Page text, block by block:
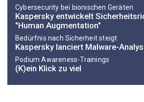
Cybersecurity bei bionischen Geräten
Kaspersky entwickelt
"Human Augmentation"
Bedürfnis nach Sicherheit steigt
Kaspersky lanciert Malware-
Podium Awareness-Trainings
(K)ein Klick zu viel